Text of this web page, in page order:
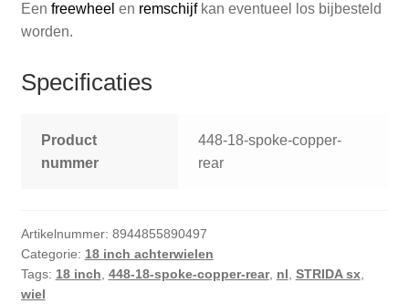
Een freewheel en remschijfkan eventueel los bijbesteld
worden.
Specificaties
Product
nummer
448-18-spoke-copper-
rear
Artikelnummer: 8944855890497
Categorie: 18 inch achterwielen
Tags: 18 inch 448-18-spoke-copper-rear, nl STRIDA sx,
wiel